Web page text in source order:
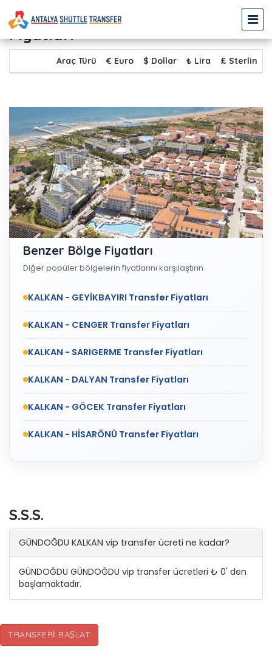
KALKAN - GÜNDOĞDU Transfer
Fiyatları
Araç Türü € Euro $ Dollar ₺ Lira £ Sterlin
Benzer Bölge Fiyatları
Diğer popüler bölgelerin fiyatlarını karşılaştırın.
KALKAN - GEYİKBAYIRI Transfer Fiyatları
KALKAN - CENGER Transfer Fiyatları
KALKAN - SARIGERME Transfer Fiyatları
KALKAN - DALYAN Transfer Fiyatları
KALKAN - GÖCEK Transfer Fiyatları
KALKAN - HİSARÖNÜ Transfer Fiyatları
S.S.S.
GÜNDOĞDU KALKAN vip transfer ücreti ne kadar?
GÜNDOĞDU GÜNDOĞDU vip transfer ücretleri ₺ 0' den
başlamaktadır.
TRANSFERI BAŞLAT